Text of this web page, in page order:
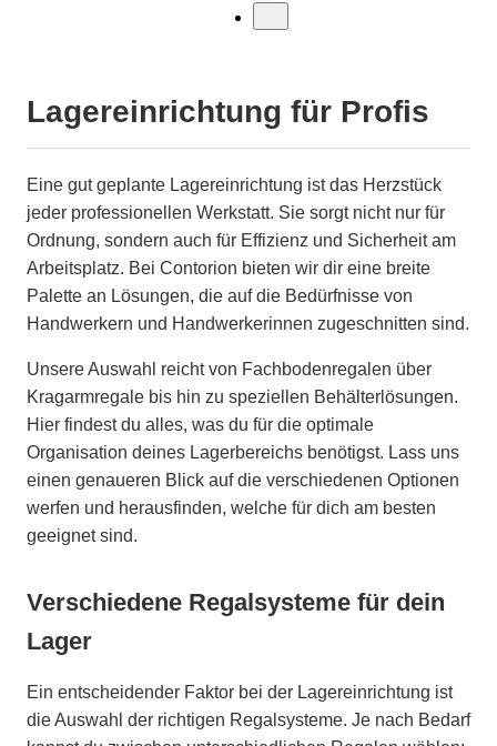
Lagereinrichtung für Profis
Eine gut geplante Lagereinrichtung ist das Herzstück
jeder professionellen Werkstatt. Sie sorgt nicht nur für
Ordnung, sondern auch für Effizienz und Sicherheit am
Arbeitsplatz. Bei Contorion bieten wir dir eine breite
Palette an Lösungen, die auf die Bedürfnisse von
Handwerkern und Handwerkerinnen zugeschnitten sind.
Unsere Auswahl reicht von Fachbodenregalen über
Kragarmregale bis hin zu speziellen Behälterlösungen.
Hier findest du alles, was du für die optimale
Organisation deines Lagerbereichs benötigst. Lass uns
einen genaueren Blick auf die verschiedenen Optionen
werfen und herausfinden, welche für dich am besten
geeignet sind.
Verschiedene Regalsysteme für dein
Lager
Ein entscheidender Faktor bei der Lagereinrichtung ist
die Auswahl der richtigen Regalsysteme. Je nach Bedarf